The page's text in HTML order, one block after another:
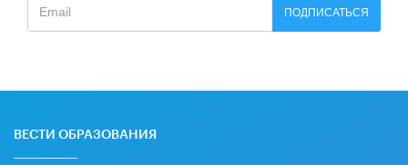
ПОДПИСАТЬСЯ
ВЕСТИ ОБРАЗОВАНИЯ